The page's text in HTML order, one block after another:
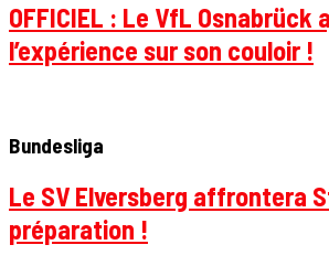
OFFICIEL : Le VfL Osnabrück
l’expérience sur son couloir !
Bundesliga
Le SV Elversberg affrontera
préparation !